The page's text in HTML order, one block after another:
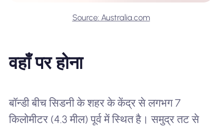
Source: Australia.com
वहाँ पर होना
बॉन्डी बीच सिडनी के शहर के केंद्र से लगभग 7
किलोमीटर (4.3 मील) पूर्व में स्थित है। समुद्र तट से